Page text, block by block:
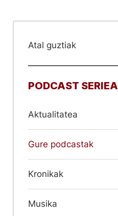
Atal guztiak
PODCAST SERIEA
Aktualitatea
Gure podcastak
Kronikak
Musika